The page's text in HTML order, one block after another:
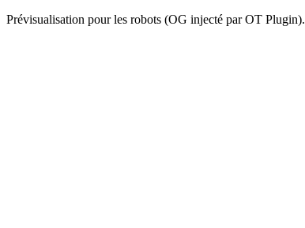
Prévisualisation pour les robots (OG injecté par OT Plugin).